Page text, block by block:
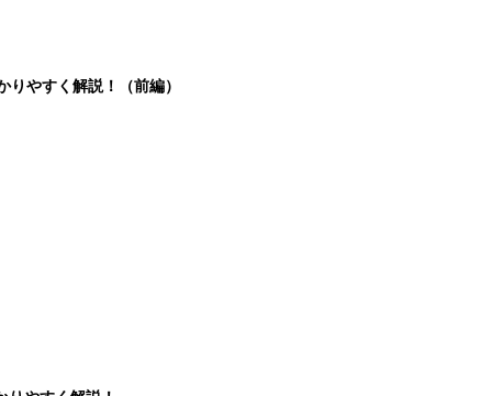
りやすく解説！（前編）